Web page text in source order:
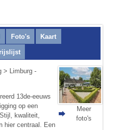
Foto's Kaart
> Limburg -
13de-eeuws
op een
kwaliteit,
hier centraal. Een
Meer
foto's